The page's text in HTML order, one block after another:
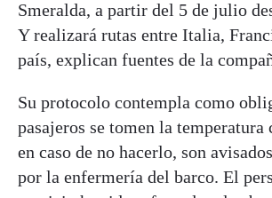
Smeralda, a partir del 5 de julio
Y realizará rutas entre Italia,
país, explican fuentes de la
Su protocolo contempla como
pasajeros se tomen la temperatura
en caso de no hacerlo, son
por la enfermería del barco. El